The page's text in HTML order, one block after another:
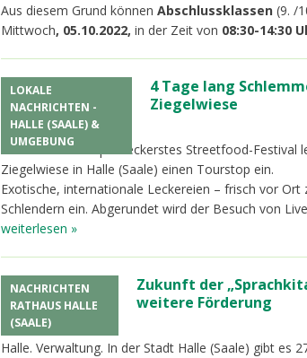
Aus diesem Grund können Abschlussklassen (9. /
Mittwoch, 05.10.2022, in der Zeit von 08:30-14:30
LOKALE
NACHRICHTEN -
HALLE (SAALE) &
UMGEBUNG
4 Tage lang
Ziegelwiese
30. September 2022
Halle. SFoT.Europas leckerstes Streetfood-Festival
Ziegelwiese in Halle (Saale) einen Tourstop ein.
Exotische, internationale Leckereien – frisch vor
Schlendern ein. Abgerundet wird der Besuch von
weiterlesen »
NACHRICHTEN
RATHAUS HALLE
(SAALE)
Zukunft der
weitere Förderung
29. September 2022
Halle. Verwaltung. In der Stadt Halle (Saale) gibt es